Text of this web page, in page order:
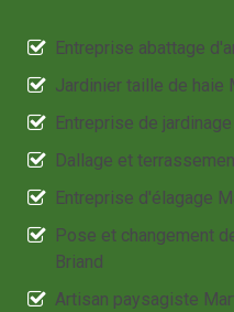
Entreprise abattage
Jardinier taille de haie
Entreprise de
Dallage et
Entreprise d'élagage
Pose et changement
Briand
Artisan paysagiste